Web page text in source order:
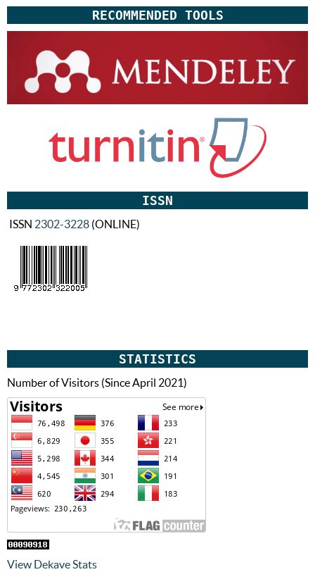
RECOMMENDED TOOLS
ISSN
ISSN 2302-3228 (ONLINE)
STATISTICS
Number of Visitors (Since April 2021)
View Dekave Stats